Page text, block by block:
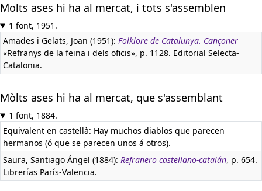
Molts ases hi ha al mercat, i tots s'assemblen
1 font, 1951.
Amades i Gelats, Joan (1951): Folklore de Catalunya. Cançoner
«Refranys de la feina i dels oficis», p. 1128. Editorial Selecta-
Catalonia.
Mòlts ases hi ha al mercat, que s'assemblant
1 font, 1884.
Equivalent en castellà: Hay muchos diablos que parecen
hermanos (ó que se parecen unos á otros).
Saura, Santiago Ángel (1884): Refranero castellano-catalán, p. 654.
Librerías París-Valencia.